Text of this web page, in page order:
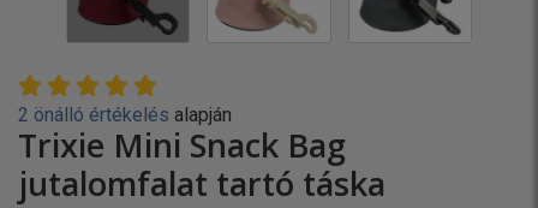
2 önálló értékelés alapján
Trixie Mini Snack Bag
jutalomfalat tartó táska